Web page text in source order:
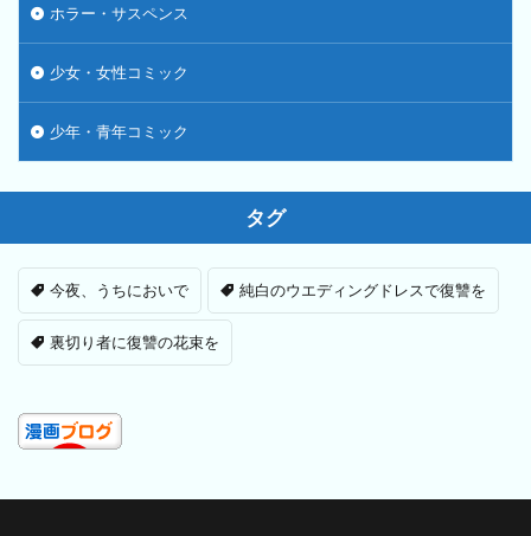
ホラー・サスペンス
少女・女性コミック
少年・青年コミック
タグ
今夜、うちにおいで 純白のウエディングドレスで復讐を
裏切り者に復讐の花束を